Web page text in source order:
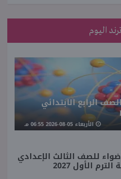
اليوم
الرابع الابتدائي
الأربعاء 05-08-2026 06:55 مـ
للصف الثالث الإعدادي
الأول 2027